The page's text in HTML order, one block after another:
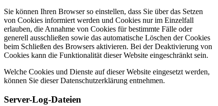
Sie können Ihren Browser so einstellen, dass Sie über das Setzen
von Cookies informiert werden und Cookies nur im Einzelfall
erlauben, die Annahme von Cookies für bestimmte Fälle oder
generell ausschließen sowie das automatische Löschen der Cookies
beim Schließen des Browsers aktivieren. Bei der Deaktivierung von
Cookies kann die Funktionalität dieser Website eingeschränkt sein.
Welche Cookies und Dienste auf dieser Website eingesetzt werden,
können Sie dieser Datenschutzerklärung entnehmen.
Server-Log-Dateien